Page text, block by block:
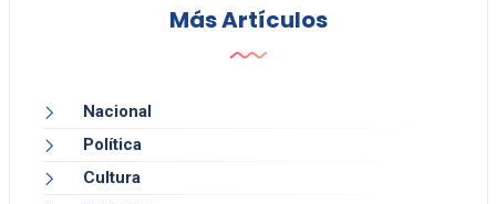
Más Artículos
Nacional
Política
Cultura